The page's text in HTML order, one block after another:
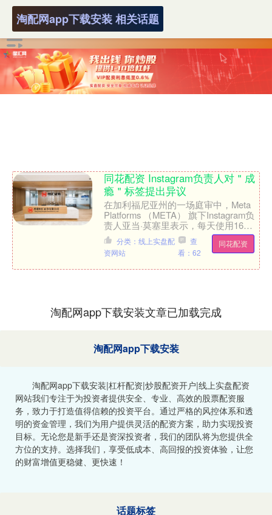
淘配网app下载安装 相关话题
同花配资 Instagram负责人对＂成
瘾＂标签提出异议
在加利福尼亚州的一场庭审中，Meta
Platforms （META） 旗下Instagram负
责人亚当·莫塞里表示，每天使用16个
小时是“有问题的”， 但这不....
同花配资
分类：线上实盘配
资网站
查
看：62
淘配网app下载安装文章已加载完成
淘配网app下载安装
淘配网app下载安装|杠杆配资|炒股配资开户|线上实盘配资
网站我们专注于为投资者提供安全、专业、高效的股票配资服
务，致力于打造值得信赖的投资平台。通过严格的风控体系和透
明的资金管理，我们为用户提供灵活的配资方案，助力实现投资
目标。无论您是新手还是资深投资者，我们的团队将为您提供全
方位的支持。选择我们，享受低成本、高回报的投资体验，让您
的财富增值更稳健、更快速！
话题标签